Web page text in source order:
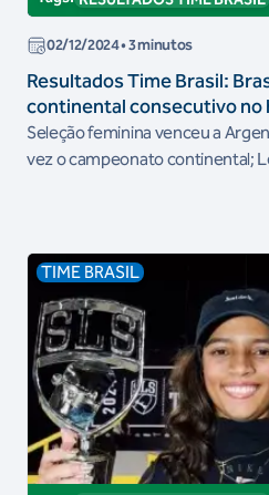
02/12/2024• 3 minutos
Resultados Time Brasil:
continental consecutivo no
Seleção feminina venceu a
vez o campeonato continental;
TIME BRASIL